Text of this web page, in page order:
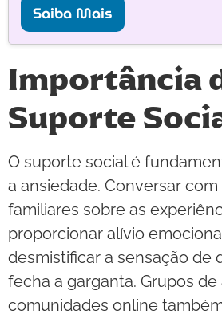
Saiba Mais
Importância
Suporte
O suporte social é
a ansiedade. Conversar
familiares sobre as
proporcionar alívio
desmistificar a sensação de
fecha a garganta. Grupos de
comunidades online